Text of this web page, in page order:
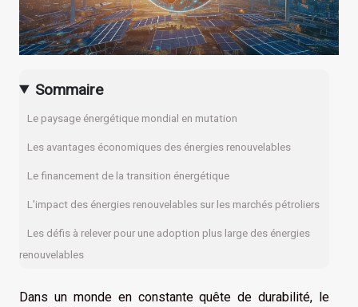
Sommaire
Le paysage énergétique mondial en mutation
Les avantages économiques des énergies renouvelables
Le financement de la transition énergétique
L'impact des énergies renouvelables sur les marchés pétroliers
Les défis à relever pour une adoption plus large des énergies
renouvelables
Dans un monde en constante quête de durabilité, le